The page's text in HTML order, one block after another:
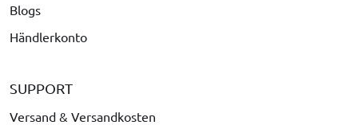
Blogs
Händlerkonto
SUPPORT
Versand & Versandkosten